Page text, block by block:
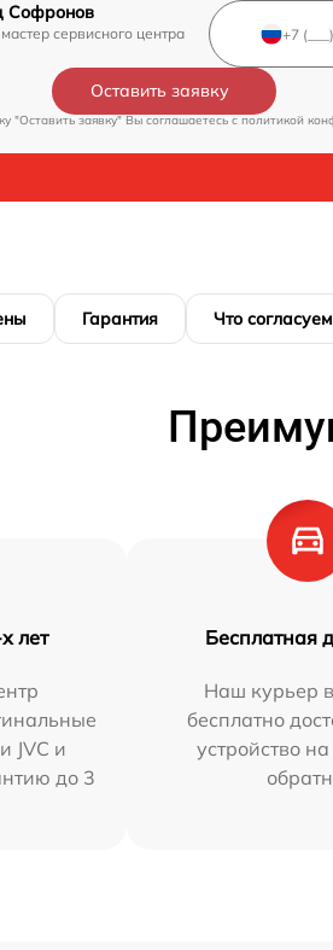
Софронов
сервисного центра
Оставить заявку
"Оставить заявку" Вы соглашаетесь cполитикой
Гарантия Что согласуем
лет
JVC и
до 3
Бесплатная
Наш курьер
бесплатно
устройство